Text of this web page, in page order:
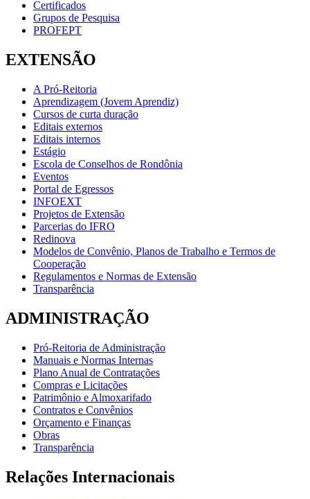
Certificados
Grupos de Pesquisa
PROFEPT
EXTENSÃO
A Pró-Reitoria
Aprendizagem (Jovem Aprendiz)
Cursos de curta duração
Editais externos
Editais internos
Estágio
Escola de Conselhos de Rondônia
Eventos
Portal de Egressos
INFOEXT
Projetos de Extensão
Parcerias do IFRO
Redinova
Modelos de Convênio, Planos de Trabalho e Termos de
Cooperação
Regulamentos e Normas de Extensão
Transparência
ADMINISTRAÇÃO
Pró-Reitoria de Administração
Manuais e Normas Internas
Plano Anual de Contratações
Compras e Licitações
Patrimônio e Almoxarifado
Contratos e Convênios
Orçamento e Finanças
Obras
Transparência
Relações Internacionais